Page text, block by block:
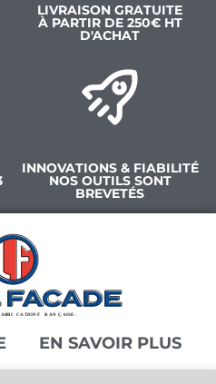
LIVRAISON GRATUITE
À PARTIR DE 250€ HT
D'ACHAT
INNOVATIONS & FIABILITÉ
NOS OUTILS SONT
BREVETÉS
EN SAVOIR PLUS